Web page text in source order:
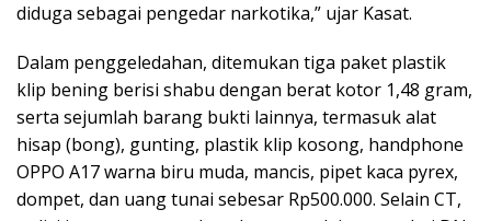
diduga sebagai pengedar narkotika,” ujar Kasat.
Dalam penggeledahan, ditemukan tiga paket plastik
klip bening berisi shabu dengan berat kotor 1,48 gram,
serta sejumlah barang bukti lainnya, termasuk alat
hisap (bong), gunting, plastik klip kosong, handphone
OPPO A17 warna biru muda, mancis, pipet kaca pyrex,
dompet, dan uang tunai sebesar Rp500.000. Selain CT,